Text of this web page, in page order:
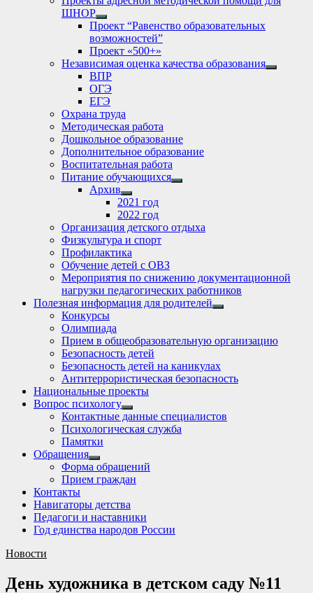
ШНОР
Show
sub
menu
Проект “Равенство образовательных
возможностей”
Проект «500+»
Независимая оценка качества образования
Show
ВПР
ОГЭ
ЕГЭ
Охрана труда
Методическая работа
Дошкольное образование
Дополнительное образование
Воспитательная работа
Питание обучающихся
Show
Архив
Show
sub
menu
2021 год
2022 год
Организация детского отдыха
Физкультура и спорт
Профилактика
Обучение детей с ОВЗ
Мероприятия по снижению документационной
нагрузки педагогических работников
Полезная информация для родителей
Show
Конкурсы
Олимпиада
Прием в общеобразовательную организацию
Безопасность детей
Безопасность детей на каникулах
Антитеррористическая безопасность
Национальные проекты
Вопрос психологу
Show
sub
menu
Контактные данные специалистов
Психологическая служба
Памятки
Обращения
Show
sub
menu
Форма обращений
Прием граждан
Контакты
Навигаторы детства
Педагоги и наставники
Год единства народов России
Новости
День художника в детском саду №11